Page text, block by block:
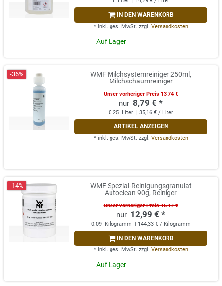
IN DEN WARENKORB
* inkl. ges. MwSt. zzgl. Versandkosten
Auf Lager
-36%
WMF Milchsystemreiniger 250ml,
Milchschaumreiniger
Unser vorheriger Preis 13,74 €
8,79 € *
0.25 Liter | 35,16 € / Liter
ARTIKEL ANZEIGEN
* inkl. ges. MwSt. zzgl. Versandkosten
-14%
WMF Spezial-Reinigungsgranulat
Autoclean 90g, Reiniger
Unser vorheriger Preis 15,17 €
12,99 € *
0.09 Kilogramm | 144,33 € / Kilogramm
IN DEN WARENKORB
* inkl. ges. MwSt. zzgl. Versandkosten
Auf Lager